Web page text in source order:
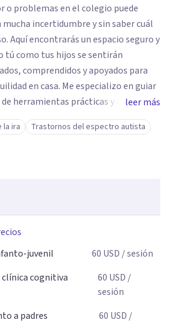
o problemas en el colegio puede
incertidumbre y sin saber cuál
Aquí encontrarás un espacio seguro y
tú como tus hijos se sentirán
comprendidos y apoyados para
Me especializo en guiar
herramientas prácticas y dinámicas
de cada menor, dejando de lado las
Mi forma de trabajar se
emociones que hay detrás del
sus retos y fortaleciendo la
a niños y
lidiando con la ansiedad, la
o dificultades escolares, así como a
ni el control. Si estás listo
hacia una convivencia familiar
tu sesión y empecemos a
leer más
la ira
Trastornos del espectro autista
juvenil
60 USD / sesión
cognitiva
60 USD /
sesión
a padres
60 USD /